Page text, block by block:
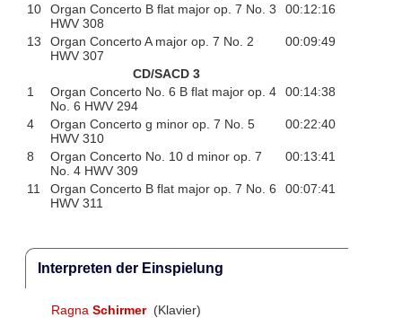
10
Organ Concerto B flat major op. 7 No. 3
HWV 308
00:12:16
13
Organ Concerto A major op. 7 No. 2
HWV 307
00:09:49
CD/SACD 3
1
Organ Concerto No. 6 B flat major op. 4
No. 6 HWV 294
00:14:38
4
Organ Concerto g minor op. 7 No. 5
HWV 310
00:22:40
8
Organ Concerto No. 10 d minor op. 7
No. 4 HWV 309
00:13:41
11
Organ Concerto B flat major op. 7 No. 6
HWV 311
00:07:41
Interpreten der Einspielung
Ragna Schirmer (Klavier)